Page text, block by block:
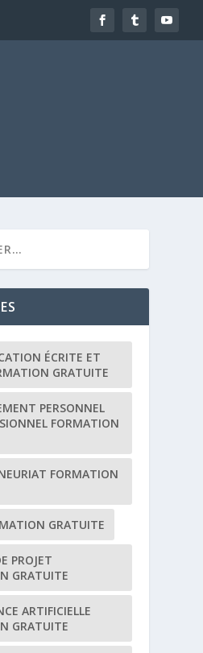
ÉCRITE ET
GRATUITE
PERSONNEL
FORMATION
FORMATION
GRATUITE
PROJET
GRATUITE
ARTIFICIELLE
GRATUITE